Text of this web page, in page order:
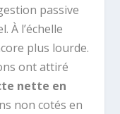
passive
À l’échelle
plus lourde.
ont attiré
nette en
non cotés en